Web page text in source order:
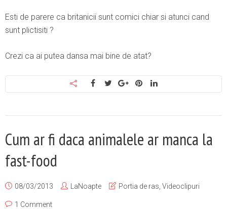
Esti de parere ca britanicii sunt comici chiar si atunci cand
sunt plictisiti ?
Crezi ca ai putea dansa mai bine de atat?
Cum ar fi daca animalele ar manca la
fast-food
08/03/2013 LaNoapte Portia de ras Videoclipuri
1 Comment